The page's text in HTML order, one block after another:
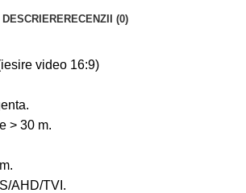
DESCRIERERECENZII (0)
video 16:9)
> 30 m.
AHD/TVI.